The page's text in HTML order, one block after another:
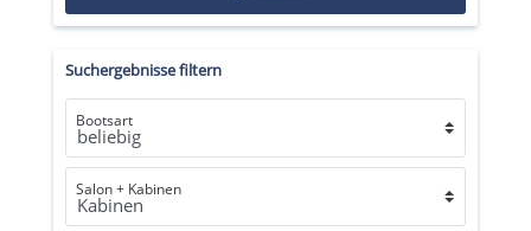
Suchergebnisse filtern
Bootsart
Salon + Kabinen